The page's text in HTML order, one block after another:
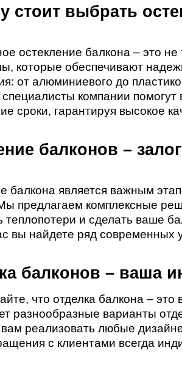
стоит выбрать
остекление балкона – это
которые обеспечивают
от алюминиевого до
компании помогут
сроки, гарантируя высокое
балконов –
балкона является важным
предлагаем комплексные
теплопотери и сделать ваше
вы найдете ряд современных
балконов – ваша
что отделка балкона –
разнообразные варианты
реализовать любые
с клиентами всегда